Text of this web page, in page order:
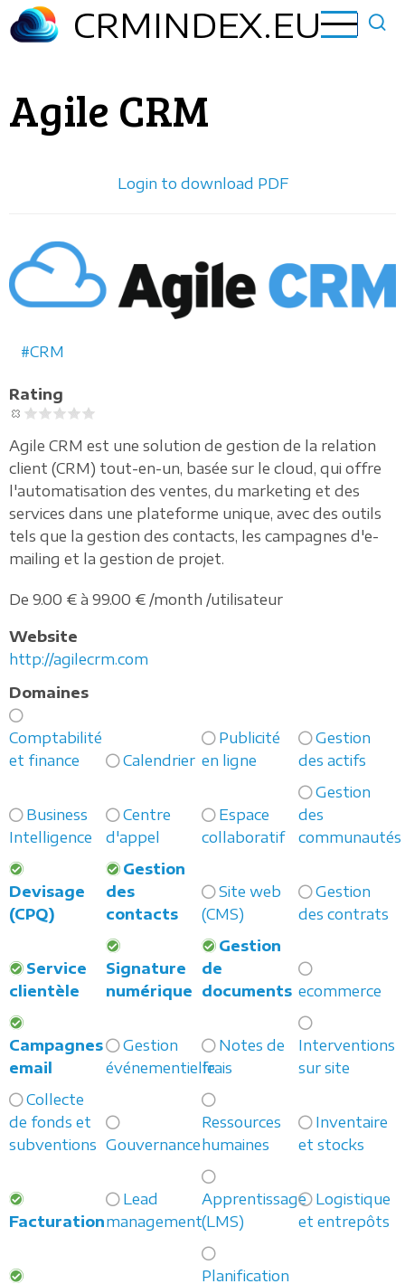
Aller
au
CRMINDEX.EU
Agile CRM
Login to download PDF
Horizontal
logo
CRM
Rating
Agile CRM est une solution de gestion de la relation
client (CRM) tout-en-un, basée sur le cloud, qui offre
l'automatisation des ventes, du marketing et des
services dans une plateforme unique, avec des outils
tels que la gestion des contacts, les campagnes d'e-
mailing et la gestion de projet.
De 9.00 € à 99.00 € /month /utilisateur
Website
http://agilecrm.com
Domaines
Comptabilité
et finance
Calendrier
Publicité
en ligne
Gestion
des actifs
Business
Intelligence
Centre
d'appel
Espace
collaboratif
Gestion
des
communautés
Devisage
(CPQ)
Gestion
des
contacts
Site web
(CMS)
Gestion
des contrats
Service
clientèle
Signature
numérique
Gestion
de
documents ecommerce
Campagnes
email
Gestion
événementielle
Notes de
frais
Interventions
sur site
Collecte
de fonds et
subventions Gouvernance
Ressources
humaines
Inventaire
et stocks
Facturation
Lead
management
Apprentissage
(LMS)
Logistique
et entrepôts
Planification